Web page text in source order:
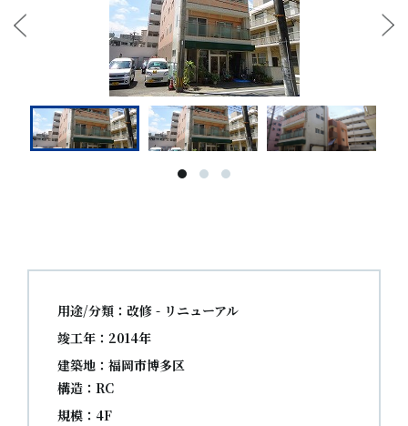
用途/分類：改修 - リニューアル
竣工年：2014年
建築地：福岡市博多区
構造：RC
規模：4F